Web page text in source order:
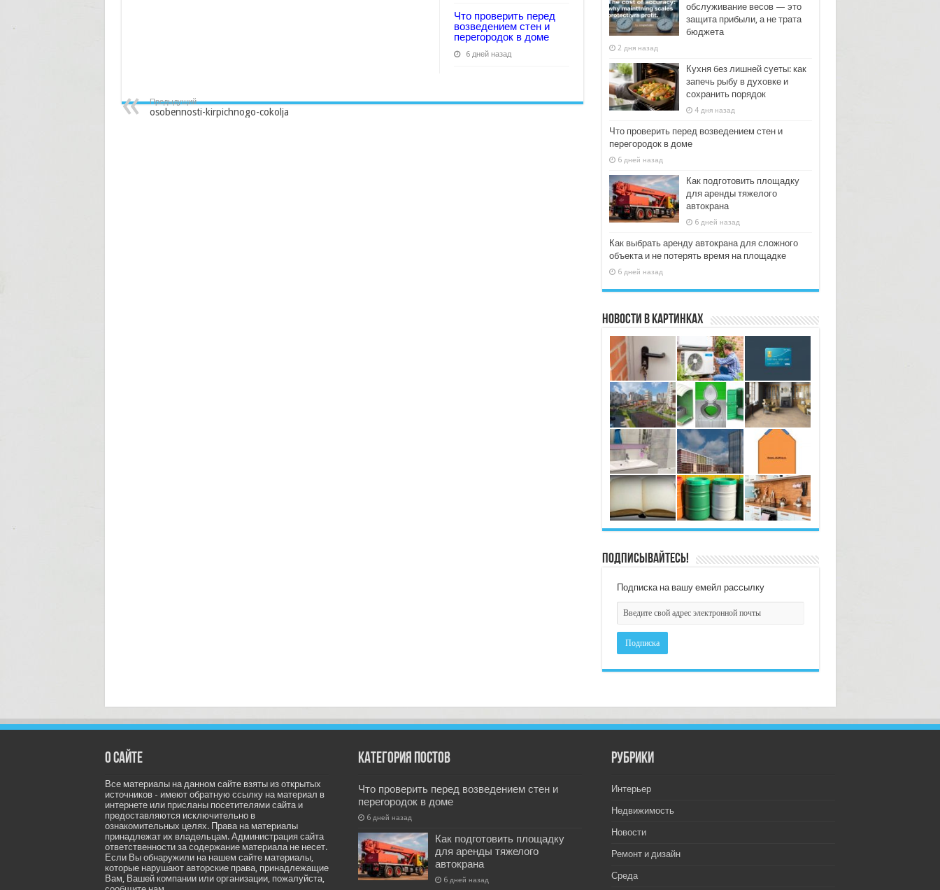
Что проверить перед
возведением стен и
перегородок в доме
6 дней назад
Предыдущий
osobennosti-kirpichnogo-cokolja
обслуживание весов — это
защита прибыли, а не трата
бюджета
2 дня назад
Кухня без лишней суеты: как
запечь рыбу в духовке и
сохранить порядок
4 дня назад
Что проверить перед возведением стен и
перегородок в доме
6 дней назад
Как подготовить площадку
для аренды тяжелого
автокрана
6 дней назад
Как выбрать аренду автокрана для сложного
объекта и не потерять время на площадке
6 дней назад
Новости в картинках
Подписывайтесь!
Подписка на вашу емейл рассылку
О сайте
Все материалы на данном сайте взяты из открытых
источников - имеют обратную ссылку на материал в
интернете или присланы посетителями сайта и
предоставляются исключительно в
ознакомительных целях. Права на материалы
принадлежат их владельцам. Администрация сайта
ответственности за содержание материала не несет.
Если Вы обнаружили на нашем сайте материалы,
которые нарушают авторские права, принадлежащие
Вам, Вашей компании или организации, пожалуйста,
Категория постов
Что проверить перед возведением стен и
перегородок в доме
6 дней назад
Как подготовить площадку
для аренды тяжелого
автокрана
6 дней назад
РУбрики
Интерьер
Недвижимость
Новости
Ремонт и дизайн
Среда